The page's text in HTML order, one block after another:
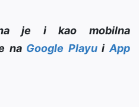
je i kao mobilna
na Google PlayuiApp